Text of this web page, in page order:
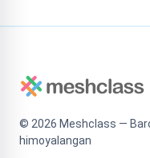
© 2026 Meshclass —
himoyalangan